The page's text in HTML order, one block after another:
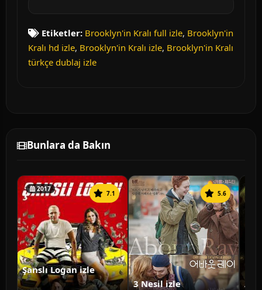
Etiketler: Brooklyn'in Kralı full izle, Brooklyn'in
Kralı hd izle, Brooklyn'in Kralı izle, Brooklyn'in Kralı
türkçe dublaj izle
Bunlara da Bakın
2017
7.1
Şanslı Logan izle
5.6
3 Nesil izle